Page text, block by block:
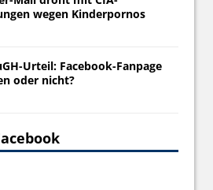
wegen Kinderpornos
Urteil: Facebook-Fanpage
oder nicht?